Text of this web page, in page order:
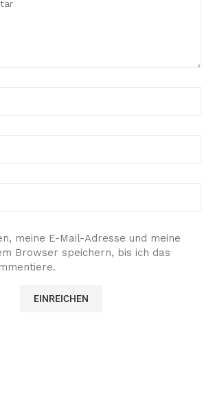
meine E-Mail-Adresse und meine
Browser speichern, bis ich das